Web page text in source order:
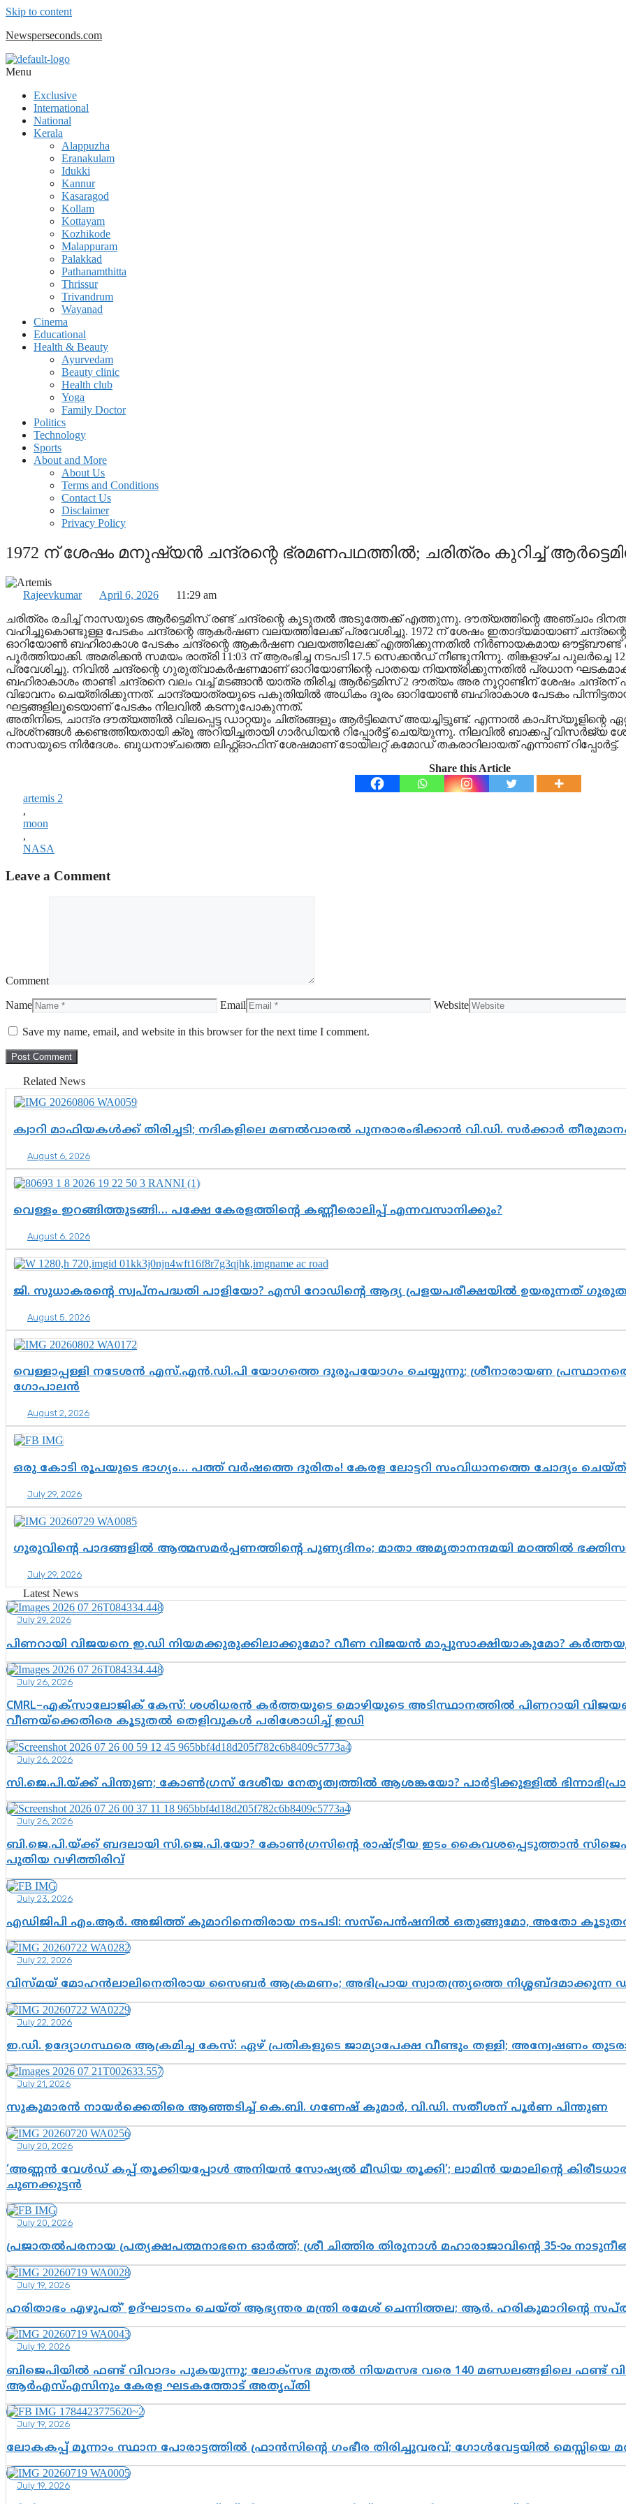
Skip to content
Newsperseconds.com
Menu
Exclusive
International
National
Kerala
Alappuzha
Eranakulam
Idukki
Kannur
Kasaragod
Kollam
Kottayam
Kozhikode
Malappuram
Palakkad
Pathanamthitta
Thrissur
Trivandrum
Wayanad
Cinema
Educational
Health & Beauty
Ayurvedam
Beauty clinic
Health club
Yoga
Family Doctor
Politics
Technology
Sports
About and More
About Us
Terms and Conditions
Contact Us
Disclaimer
Privacy Policy
1972 ന് ശേഷം മനുഷ്യന്‍ ചന്ദ്രന്റെ ഭ്രമണപഥത്തില്‍; ചരിത്രം കുറിച്ച്
Rajeevkumar April 6, 2026
11:29 am
ചരിത്രം രചിച്ച് നാസയുടെ ആര്‍ട്ടെമിസ് രണ്ട് ചന്ദ്രന്റെ കൂടുതല്‍ അടുത്തേക്ക് എത്തുന്നു. ദൗത്യത്തിന്റെ അഞ്ചാം
വഹിച്ചുകൊണ്ടുള്ള പേടകം ചന്ദ്രന്റെ ആകര്‍ഷണ വലയത്തിലേക്ക് പ്രവേശിച്ചു. 1972 ന് ശേഷം ഇതാദ്യമായാണ്
ഓറിയോണ്‍ ബഹിരാകാശ പേടകം ചന്ദ്രന്റെ ആകര്‍ഷണ വലയത്തിലേക്ക് എത്തിക്കുന്നതില്‍ നിര്‍ണായകമായ
പൂര്‍ത്തിയാക്കി. അമരിക്കന്‍ സമയം രാത്രി 11:03 ന് ആരംഭിച്ച നടപടി 17.5 സെക്കന്‍ഡ് നീണ്ടുനിന്നു. തിങ്കളാഴ്ച പുലര്‍ച്ചെ
പ്രവേശിച്ചു. നിവില്‍ ചന്ദ്രന്റെ ഗുരുത്വാകര്‍ഷണമാണ് ഓറിയോണിന്റെ പാതയെ നിയന്ത്രിക്കുന്നതില്‍ പ്രധാന
ബഹിരാകാശം താണ്ടി ചന്ദ്രനെ വലം വച്ച് മടങ്ങാന്‍ യാത്ര തിരിച്ച ആര്‍ട്ടെമിസ് 2 ദൗത്യം അര നൂറ്റാണ്ടിന് ശേഷം
വിഭാവനം ചെയ്തിരിക്കുന്നത്. ചാന്ദ്രയാത്രയുടെ പകുതിയില്‍ അധികം ദൂരം ഓറിയോണ്‍ ബഹിരാകാശ പേടകം
ഘട്ടങ്ങളിലൂടെയാണ് പേടകം നിലവില്‍ കടന്നുപോകുന്നത്.
അതിനിടെ, ചാന്ദ്ര ദൗത്യത്തില്‍ വിലപ്പെട്ട ഡാറ്റയും ചിത്രങ്ങളും ആര്‍ട്ടിമെസ് അയച്ചിട്ടുണ്ട്. എന്നാല്‍
പ്രശ്‌നങ്ങള്‍ കണ്ടെത്തിയതായി ക്രൂ അറിയിച്ചതായി ഗാര്‍ഡിയന്‍ റിപ്പോര്‍ട്ട് ചെയ്യുന്നു. നിലവില്‍ ബാക്കപ്പ്
നാസയുടെ നിര്‍ദേശം. ബുധനാഴ്ചത്തെ ലിഫ്റ്റ്ഓഫിന് ശേഷമാണ് ടോയിലറ്റ് കമോഡ് തകരാറിലായത് എന്നാണ് റിപ്പോര്‍ട്ട്.
Share this Article
artemis 2
,
moon
,
NASA
Leave a Comment
Comment
Name Email Website
Save my name, email, and website in this browser for the next time I comment.
Related News
ക്വാറി മാഫിയകൾക്ക് തിരിച്ചടി; നദികളിലെ മണൽവാരൽ പുനരാരംഭിക്കാൻ വി.ഡി. സർക്കാർ
August 6, 2026
വെള്ളം ഇറങ്ങിത്തുടങ്ങി… പക്ഷേ കേരളത്തിന്റെ കണ്ണീരൊലിപ്പ് എന്നവസാനിക്കും?
August 6, 2026
ജി. സുധാകരന്റെ സ്വപ്നപദ്ധതി പാളിയോ? എസി റോഡിന്റെ ആദ്യ പ്രളയപരീക്ഷയിൽ ഉയരുന്നത്
August 5, 2026
വെള്ളാപ്പള്ളി നടേശൻ എസ്.എൻ.ഡി.പി യോഗത്തെ ദുരുപയോഗം ചെയ്യുന്നു; ശ്രീനാരായണ
ഗോപാലൻ
August 2, 2026
ഒരു കോടി രൂപയുടെ ഭാഗ്യം… പത്ത് വർഷത്തെ ദുരിതം! കേരള ലോട്ടറി സംവിധാനത്തെ ചോദ്യം
July 29, 2026
ഗുരുവിന്റെ പാദങ്ങളിൽ ആത്മസമർപ്പണത്തിന്റെ പുണ്യദിനം; മാതാ അമൃതാനന്ദമയി മഠത്തിൽ
July 29, 2026
Latest News
July 29, 2026
പിണറായി വിജയനെ ഇ.ഡി നിയമക്കുരുക്കിലാക്കുമോ? വീണ വിജയൻ മാപ്പുസാക്ഷിയാകുമോ?
July 26, 2026
CMRL–എക്‌സാലോജിക് കേസ്: ശശിധരൻ കർത്തയുടെ മൊഴിയുടെ അടിസ്ഥാനത്തിൽ പിണറായി
വീണയ്‌ക്കെതിരെ കൂടുതൽ തെളിവുകൾ പരിശോധിച്ച് ഇഡി
July 26, 2026
സി.ജെ.പി.യ്ക്ക് പിന്തുണ; കോൺഗ്രസ് ദേശീയ നേതൃത്വത്തിൽ ആശങ്കയോ? പാർട്ടിക്കുള്ളിൽ
July 26, 2026
ബി.ജെ.പി.യ്ക്ക് ബദലായി സി.ജെ.പി.യോ? കോൺഗ്രസിന്റെ രാഷ്ട്രീയ ഇടം കൈവശപ്പെടുത്താൻ
പുതിയ വഴിത്തിരിവ്
July 23, 2026
എഡിജിപി എം.ആർ. അജിത്ത് കുമാറിനെതിരായ നടപടി: സസ്പെൻഷനിൽ ഒതുങ്ങുമോ, അതോ
July 22, 2026
വിസ്മയ് മോഹൻലാലിനെതിരായ സൈബർ ആക്രമണം; അഭിപ്രായ സ്വാതന്ത്ര്യത്തെ നിശ്ശബ്ദമാക്കുന്ന
July 22, 2026
ഇ.ഡി. ഉദ്യോഗസ്ഥരെ ആക്രമിച്ച കേസ്: ഏഴ് പ്രതികളുടെ ജാമ്യാപേക്ഷ വീണ്ടും തള്ളി; അന്വേഷണം
July 21, 2026
സുകുമാരൻ നായർക്കെതിരെ ആഞ്ഞടിച്ച് കെ.ബി. ഗണേഷ് കുമാർ, വി.ഡി. സതീശന് പൂർണ പിന്തുണ
July 20, 2026
‘അണ്ണൻ വേൾഡ് കപ്പ് തൂക്കിയപ്പോൾ അനിയൻ സോഷ്യൽ മീഡിയ തൂക്കി’; ലാമിൻ യമാലിന്റെ
ചുണക്കുട്ടൻ
July 20, 2026
പ്രജാതൽപരനായ പ്രത്യക്ഷപത്മനാഭനെ ഓർത്ത്; ശ്രീ ചിത്തിര തിരുനാൾ മഹാരാജാവിന്റെ 35-ാം
July 19, 2026
ഹരിതാഭം എഴുപത്’ ഉദ്ഘാടനം ചെയ്ത് ആഭ്യന്തര മന്ത്രി രമേശ് ചെന്നിത്തല; ആർ.
July 19, 2026
ബിജെപിയിൽ ഫണ്ട് വിവാദം പുകയുന്നു; ലോക്സഭ മുതൽ നിയമസഭ വരെ 140 മണ്ഡലങ്ങളിലെ ഫണ്ട്
ആർഎസ്എസിനും കേരള ഘടകത്തോട് അതൃപ്തി
July 19, 2026
ലോകകപ്പ് മൂന്നാം സ്ഥാന പോരാട്ടത്തിൽ ഫ്രാൻസിന്റെ ഗംഭീര തിരിച്ചുവരവ്; ഗോൾവേട്ടയിൽ മെസ്സിയെ
July 19, 2026